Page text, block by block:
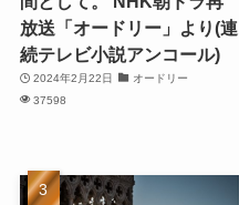
放送「オードリー」より(連
続テレビ小説アンコール)
2024年2月22日
オードリー
37598